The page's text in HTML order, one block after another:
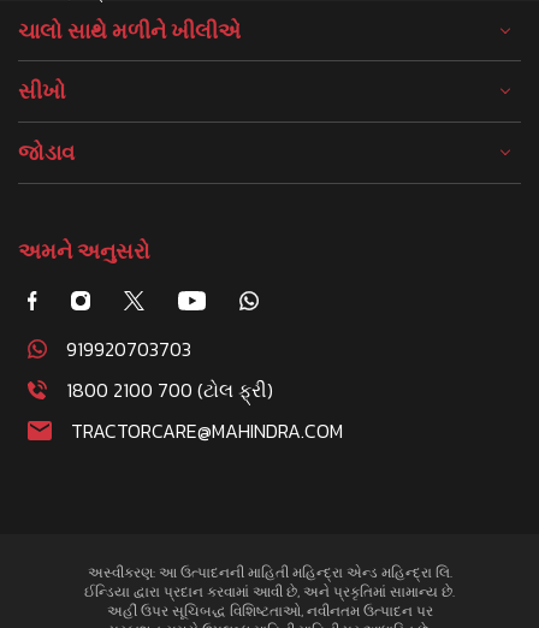
ચાલો સાથે મળીને ખીલીએ
સીખો
જોડાવ
અમને અનુસરો
919920703703
1800 2100 700 (ટોલ ફ્રી)
TRACTORCARE@MAHINDRA.COM
અસ્વીકરણ: આ ઉત્પાદનની માહિતી મહિન્દ્રા એન્ડ મહિન્દ્રા લિ.
ઈન્ડિયા દ્વારા પ્રદાન કરવામાં આવી છે, અને પ્રકૃતિમાં સામાન્ય છે.
અહીં ઉપર સૂચિબદ્ધ વિશિષ્ટતાઓ, નવીનતમ ઉત્પાદન પર